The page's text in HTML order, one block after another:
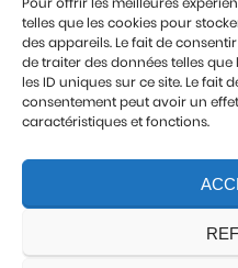
telles que les cookies pour
des appareils. Le fait de
de traiter des données telles
les ID uniques sur ce site. Le fait
consentement peut avoir un
caractéristiques et fonctions.
Où
Protection de vos